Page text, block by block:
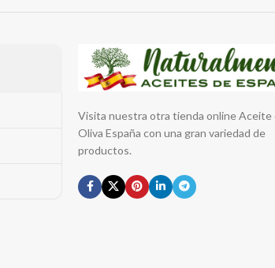
Visita nuestra otra tienda online Aceite
Oliva España con una gran variedad de
productos.